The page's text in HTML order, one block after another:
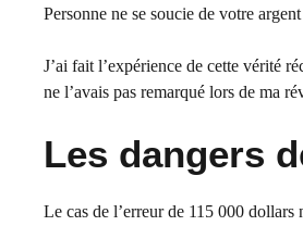
Personne ne se soucie de votre
J’ai fait l’expérience de cette vérité
ne l’avais pas remarqué lors de ma
Les dangers
Le cas de l’erreur de 115 000 dollars